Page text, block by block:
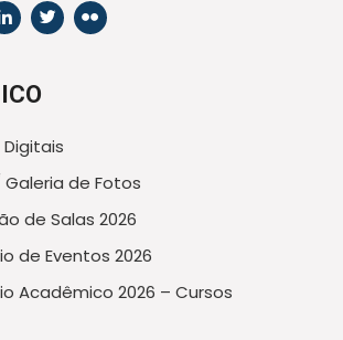
de Fotos
de Salas 2026
de Eventos 2026
Acadêmico 2026 – Cursos